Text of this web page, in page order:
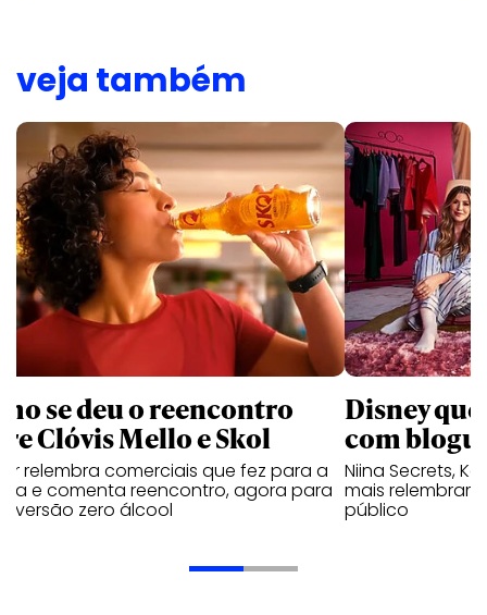
veja também
se deu o reencontro
Clóvis Mello e Skol
relembra comerciais que fez para a
e comenta reencontro, agora para
versão zero álcool
Disney
com
Niina Secrets,
mais
público